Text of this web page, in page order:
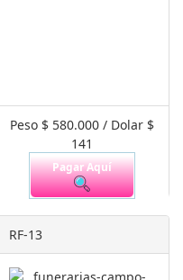
Peso $ 580.000 / Dolar $
141
Pagar Aquí
RF-13